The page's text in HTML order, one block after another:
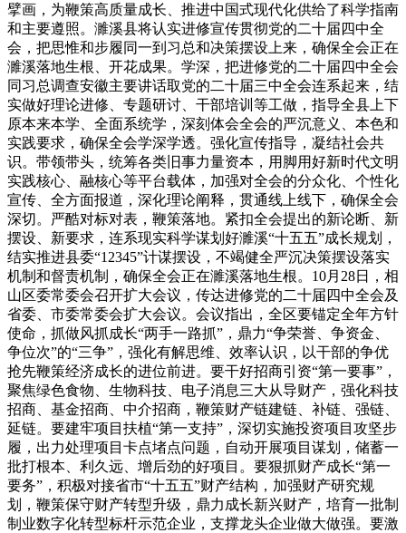
擘画，为鞭策高质量成长、推进中国式现代化供给了科学指南
和主要遵照。濉溪县将认实进修宣传贯彻党的二十届四中全
会，把思惟和步履同一到习总和决策摆设上来，确保全会正在
濉溪落地生根、开花成果。学深，把进修党的二十届四中全会
同习总调查安徽主要讲话取党的二十届三中全会连系起来，结
实做好理论进修、专题研讨、干部培训等工做，指导全县上下
原本来本学、全面系统学，深刻体会全会的严沉意义、本色和
实践要求，确保全会学深学透。强化宣传指导，凝结社会共
识。带领带头，统筹各类旧事力量资本，用脚用好新时代文明
实践核心、融核心等平台载体，加强对全会的分众化、个性化
宣传、全方面报道，深化理论阐释，贯通线上线下，确保全会
深切。严酷对标对表，鞭策落地。紧扣全会提出的新论断、新
摆设、新要求，连系现实科学谋划好濉溪“十五五”成长规划，
结实推进县委“12345”计谋摆设，不竭健全严沉决策摆设落实
机制和督责机制，确保全会正在濉溪落地生根。10月28日，相
山区委常委会召开扩大会议，传达进修党的二十届四中全会及
省委、市委常委会扩大会议。会议指出，全区要锚定全年方针
使命，抓做风抓成长“两手一路抓”，鼎力“争荣誉、争资金、
争位次”的“三争”，强化有解思维、效率认识，以干部的争优
抢先鞭策经济成长的进位前进。要干好招商引资“第一要事”，
聚焦绿色食物、生物科技、电子消息三大从导财产，强化科技
招商、基金招商、中介招商，鞭策财产链建链、补链、强链、
延链。要建牢项目扶植“第一支持”，深切实施投资项目攻坚步
履，出力处理项目卡点堵点问题，自动开展项目谋划，储蓄一
批打根本、利久远、增后劲的好项目。要狠抓财产成长“第一
要务”，积极对接省市“十五五”财产结构，加强财产研究规
划，鞭策保守财产转型升级，鼎力成长新兴财产，培育一批制
制业数字化转型标杆示范企业，支撑龙头企业做大做强。要激